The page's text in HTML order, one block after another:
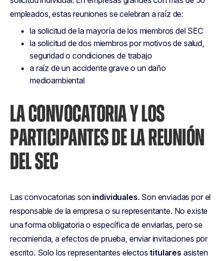
empleados, estas reuniones se celebran a raíz de:
la solicitud de la mayoría de los miembros del SEC
la solicitud de dos miembros por motivos de salud,
seguridad o condiciones de trabajo
a raíz de un accidente grave o un daño
medioambiental
LA CONVOCATORIA Y LOS
PARTICIPANTES DE LA REUNIÓN
DEL SEC
Las convocatorias son individuales. Son enviadas por el
responsable de la empresa o su representante. No existe
una forma obligatoria o específica de enviarlas, pero se
recomienda, a efectos de prueba, enviar invitaciones por
escrito. Solo los representantes electostitulares asisten